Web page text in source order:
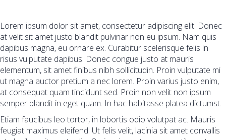
Lorem ipsum dolor sit amet, consectetur adipiscing elit. Donec
at velit sit amet justo blandit pulvinar non eu ipsum. Nam quis
dapibus magna, eu ornare ex. Curabitur scelerisque felis in
risus vulputate dapibus. Donec congue justo at mauris
elementum, sit amet finibus nibh sollicitudin. Proin vulputate mi
ut magna auctor pretium a nec lorem. Proin varius justo enim,
at consequat quam tincidunt sed. Proin non velit non ipsum
semper blandit in eget quam. In hac habitasse platea dictumst.
Etiam faucibus leo tortor, in lobortis odio volutpat ac. Mauris
feugiat maximus eleifend. Ut felis velit, lacinia sit amet convallis